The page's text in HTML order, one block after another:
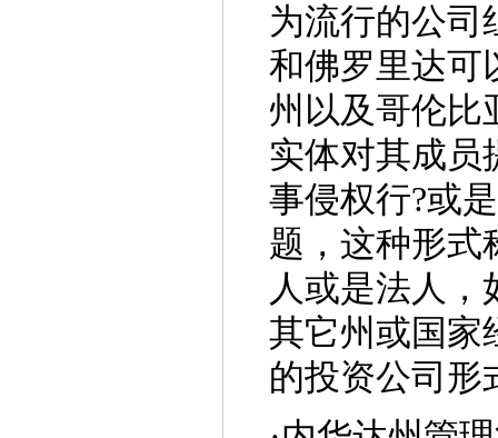
为流行的公司
和佛罗里达可
州以及哥伦比
实体对其成员
事侵权行?或
题，这种形式
人或是法人
其它州或国家
的投资公司形